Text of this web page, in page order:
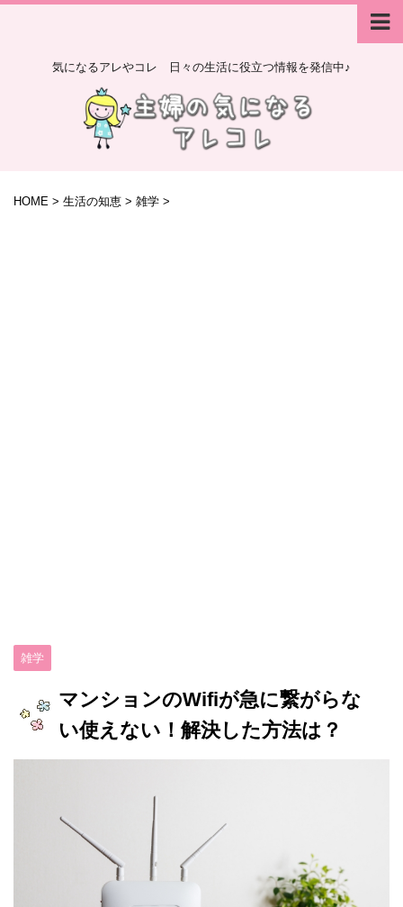
気になるアレやコレ 日々の生活に役立つ情報を発信中♪
HOME > 生活の知恵 > 雑学 >
雑学
マンションのWifiが急に繋がらな
い使えない！解決した方法は？